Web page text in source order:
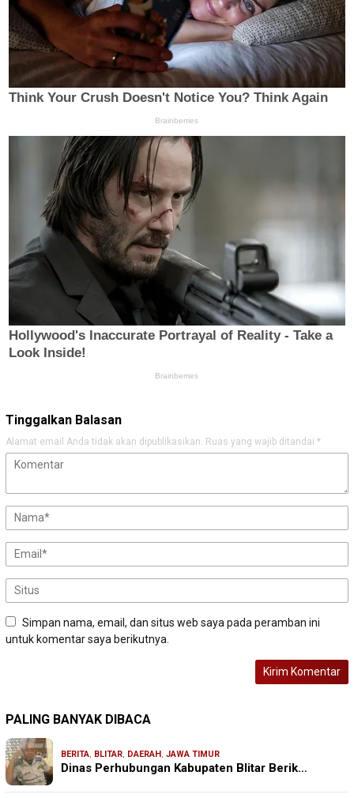
Tinggalkan Balasan
Alamat email Anda tidak akan dipublikasikan. Ruas yang wajib ditandai *
Simpan nama, email, dan situs web saya pada peramban ini
untuk komentar saya berikutnya.
PALING BANYAK DIBACA
BERITA, BLITAR, DAERAH, JAWA TIMUR
Dinas Perhubungan Kabupaten Blitar Berik…